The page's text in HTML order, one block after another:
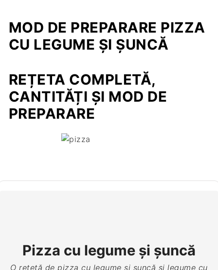
MOD DE PREPARARE PIZZA
CU LEGUME ȘI ȘUNCĂ
REȚETA COMPLETĂ,
CANTITĂȚI ȘI MOD DE
PREPARARE
Pizza cu legume și șuncă
O rețetă de pizza cu legume şi șuncă și legume cu